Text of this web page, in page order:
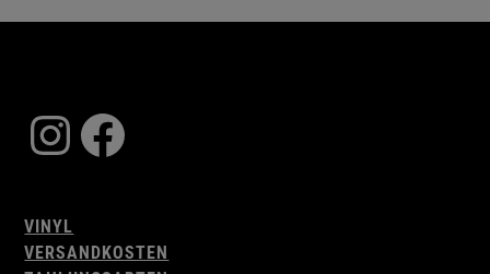
Instagram
Facebook
VINYL
VERSANDKOSTEN